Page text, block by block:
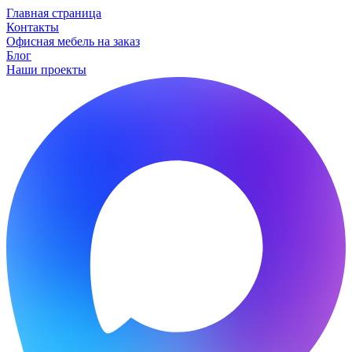
Главная страница
Контакты
Офисная мебель на заказ
Блог
Наши проекты